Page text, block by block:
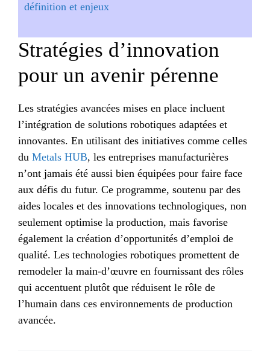
définition et enjeux
Stratégies d’innovation
pour un avenir pérenne
Les stratégies avancées mises en place incluent
l’intégration de solutions robotiques adaptées et
innovantes. En utilisant des initiatives comme celles
du Metals HUB, les entreprises manufacturières
n’ont jamais été aussi bien équipées pour faire face
aux défis du futur. Ce programme, soutenu par des
aides locales et des innovations technologiques, non
seulement optimise la production, mais favorise
également la création d’opportunités d’emploi de
qualité. Les technologies robotiques promettent de
remodeler la main-d’œuvre en fournissant des rôles
qui accentuent plutôt que réduisent le rôle de
l’humain dans ces environnements de production
avancée.